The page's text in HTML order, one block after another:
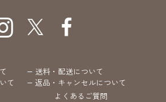
送料・配送について
て
返品・キャンセルについて
よくあるご質問